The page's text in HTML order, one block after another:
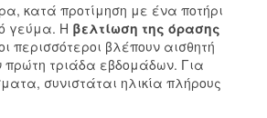
κατά προτίμηση με ένα ποτήρι
γεύμα. Η βελτίωση της όρασης
περισσότεροι βλέπουν αισθητή
τριάδα εβδομάδων. Για
συνιστάται ηλικία πλήρους